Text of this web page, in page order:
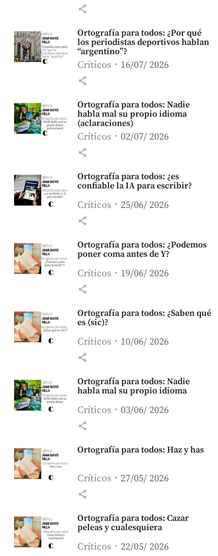
share
Ortografía para todos: ¿Por qué
los periodistas deportivos hablan
“argentino”?
Críticos 16/07/ 2026
share
Ortografía para todos: Nadie
habla mal su propio idioma
(aclaraciones)
Críticos 02/07/ 2026
share
Ortografía para todos: ¿es
confiable la IA para escribir?
Críticos 25/06/ 2026
share
Ortografía para todos: ¿Podemos
poner coma antes de Y?
Críticos 19/06/ 2026
share
Ortografía para todos: ¿Saben qué
es (sic)?
Críticos 10/06/ 2026
share
Ortografía para todos: Nadie
habla mal su propio idioma
Críticos 03/06/ 2026
share
Ortografía para todos: Haz y has
Críticos 27/05/ 2026
share
Ortografía para todos: Cazar
peleas y cualesquiera
Críticos 22/05/ 2026